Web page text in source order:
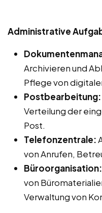
Administrative
Archivieren und
Pflege von
Postbearbeitung:
Verteilung der
Post.
Telefonzentrale:
von Anrufen,
Büroorganisation:
von
Verwaltung von